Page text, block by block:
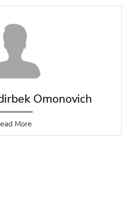
Omonovich
More